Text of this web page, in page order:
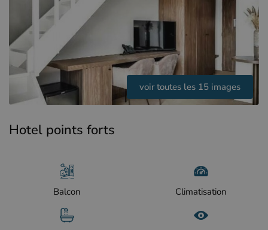
voir toutes les 15 images
Hotel points forts
Balcon Climatisation